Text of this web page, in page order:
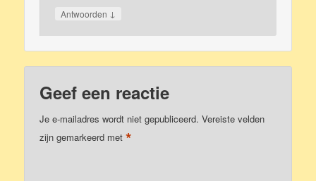
Antwoorden ↓
Geef een reactie
Je e-mailadres wordt niet gepubliceerd. Vereiste velden
zijn gemarkeerd met*